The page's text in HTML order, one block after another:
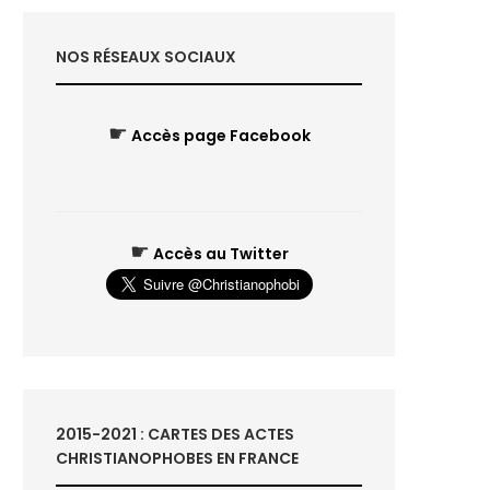
NOS RÉSEAUX SOCIAUX
☛ Accès page Facebook
☛ Accès au Twitter
2015-2021 : CARTES DES ACTES
CHRISTIANOPHOBES EN FRANCE